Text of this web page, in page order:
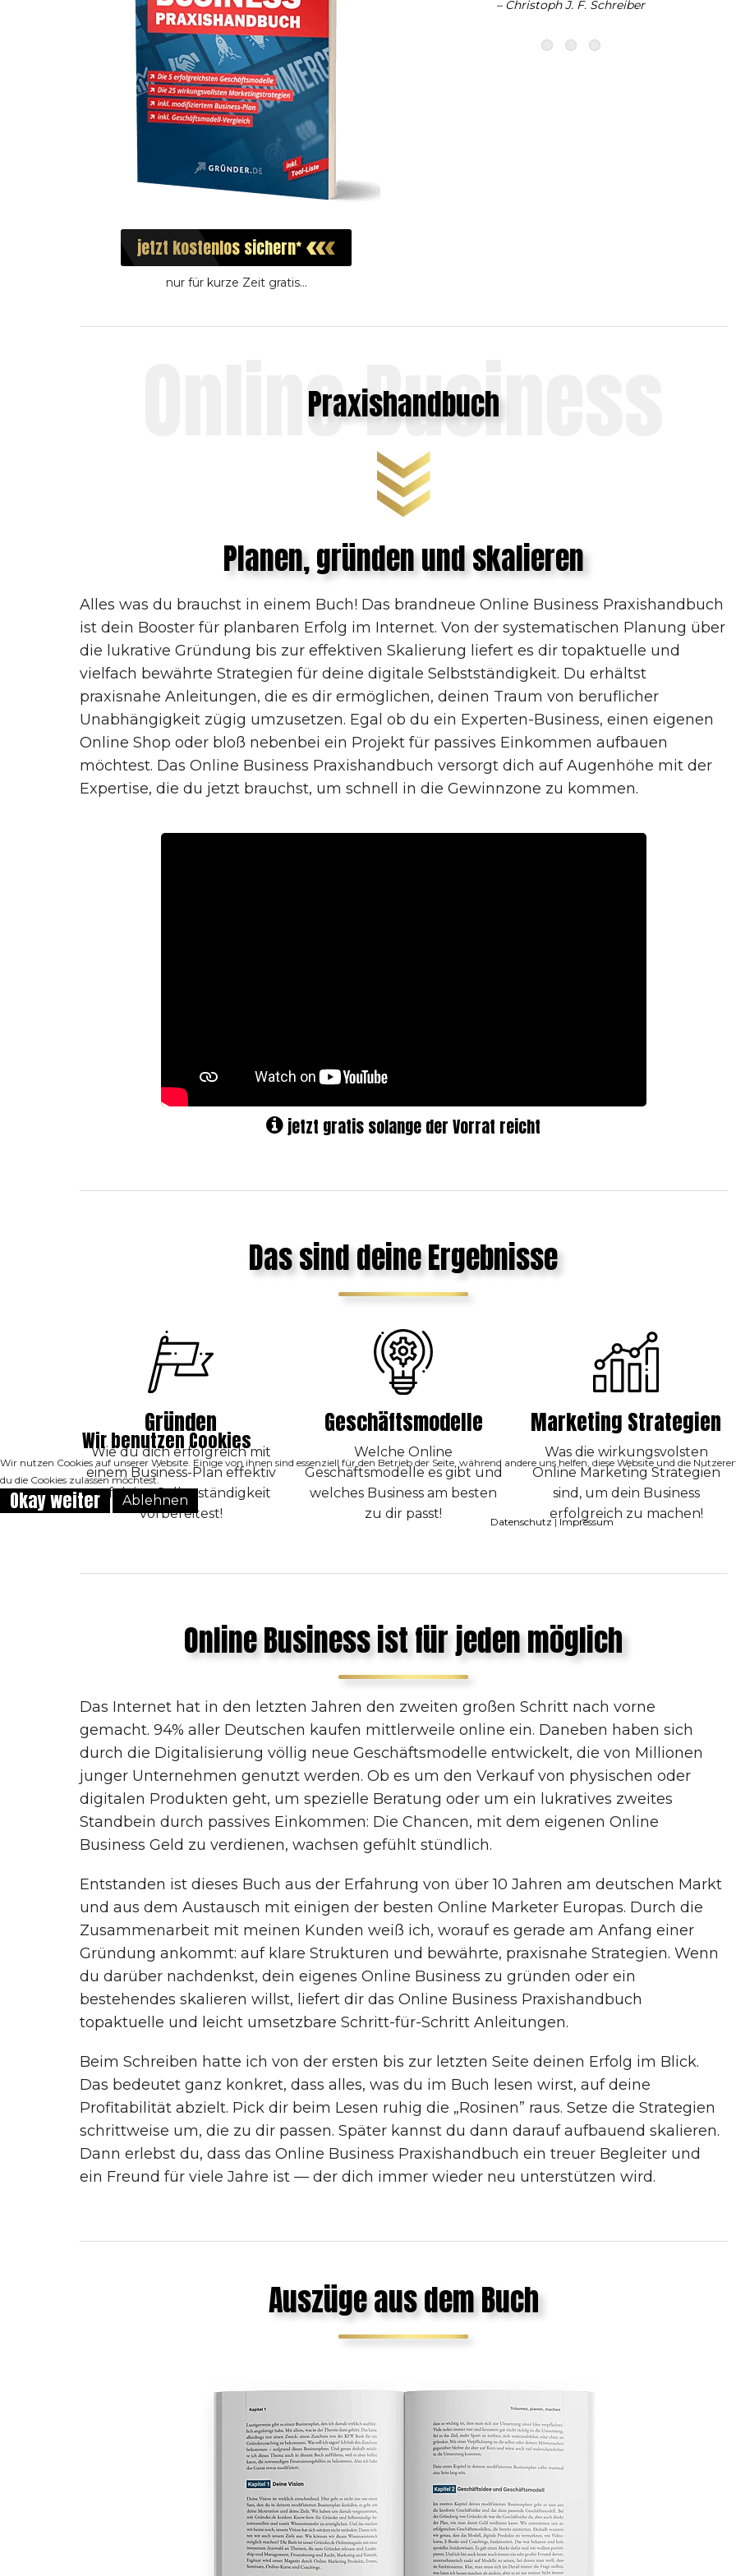
jetzt kostenlossichern
nur für kurze Zeit gratis...
– Christoph J. F. Schreiber
Online Business
Praxishandbuch
Planen, gründen und skalieren
Alles was du brauchst in einem Buch! Das brandneue Online Business Praxishandbuch
ist dein Booster für planbaren Erfolg im Internet. Von der systematischen Planung über
die lukrative Gründung bis zur effektiven Skalierung liefert es dir topaktuelle und
vielfach bewährte Strategien für deine digitale Selbstständigkeit. Du erhältst
praxisnahe Anleitungen, die es dir ermöglichen, deinen Traum von beruflicher
Unabhängigkeit zügig umzusetzen. Egal ob du ein Experten-Business, einen eigenen
Online Shop oder bloß nebenbei ein Projekt für passives Einkommen aufbauen
möchtest. Das Online Business Praxishandbuch versorgt dich auf Augenhöhe mit der
Expertise, die du jetzt brauchst, um schnell in die Gewinnzone zu kommen.
jetzt gratis solange der Vorrat reicht
Das sind deine Ergebnisse
Gründen
Wie du dich erfolgreich mit
einem Business-Plan effektiv
auf deine Selbstständigkeit
vorbereitest!
Geschäftsmodelle
Welche Online
Geschäftsmodelle es gibt und
welches Business am besten
zu dir passt!
Marketing Strategien
Was die wirkungsvolsten
Online Marketing Strategien
sind, um dein Business
erfolgreich zu machen!
Online Business ist für jeden möglich
Das Internet hat in den letzten Jahren den zweiten großen Schritt nach vorne
gemacht. 94% aller Deutschen kaufen mittlerweile online ein. Daneben haben sich
durch die Digitalisierung völlig neue Geschäftsmodelle entwickelt, die von Millionen
junger Unternehmen genutzt werden. Ob es um den Verkauf von physischen oder
digitalen Produkten geht, um spezielle Beratung oder um ein lukratives zweites
Standbein durch passives Einkommen: Die Chancen, mit dem eigenen Online
Business Geld zu verdienen, wachsen gefühlt stündlich.
Entstanden ist dieses Buch aus der Erfahrung von über 10 Jahren am deutschen Markt
und aus dem Austausch mit einigen der besten Online Marketer Europas. Durch die
Zusammenarbeit mit meinen Kunden weiß ich, worauf es gerade am Anfang einer
Gründung ankommt: auf klare Strukturen und bewährte, praxisnahe Strategien. Wenn
du darüber nachdenkst, dein eigenes Online Business zu gründen oder ein
bestehendes skalieren willst, liefert dir das Online Business Praxishandbuch
topaktuelle und leicht umsetzbare Schritt-für-Schritt Anleitungen.
Beim Schreiben hatte ich von der ersten bis zur letzten Seite deinen Erfolg im Blick.
Das bedeutet ganz konkret, dass alles, was du im Buch lesen wirst, auf deine
Profitabilität abzielt. Pick dir beim Lesen ruhig die „Rosinen” raus. Setze die Strategien
schrittweise um, die zu dir passen. Später kannst du dann darauf aufbauend skalieren.
Dann erlebst du, dass das Online Business Praxishandbuch ein treuer Begleiter und
ein Freund für viele Jahre ist — der dich immer wieder neu unterstützen wird.
Auszüge aus dem Buch
Wir benutzen Cookies
Wir nutzen Cookies auf unserer Website. Einige von ihnen sind essenziell für den Betrieb der Seite, während andere uns helfen, diese Website und die
du die Cookies zulassen möchtest.
Okay weiter Ablehnen
Datenschutz|Impressum